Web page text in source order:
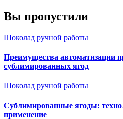
Вы пропустили
Шоколад ручной работы
Преимущества автоматизации
сублимированных ягод
Шоколад ручной работы
Сублимированные ягоды:
применение